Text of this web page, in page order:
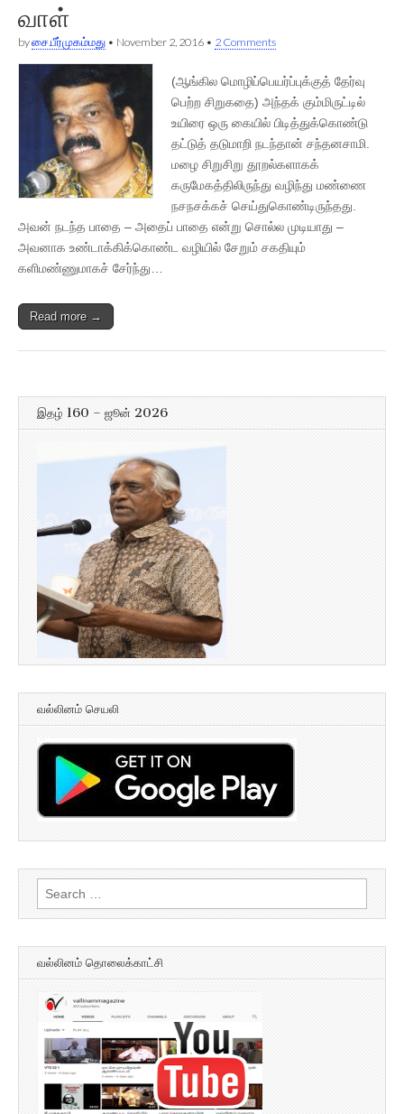
வாள்
byசை.பீர்முகம்மது • November 2, 2016 • 2 Comments
(ஆங்கில மொழிப்பெயர்ப்புக்குத் தேர்வு
பெற்ற சிறுகதை) அந்தக் கும்மிருட்டில்
உயிரை ஒரு கையில் பிடித்துக்கொண்டு
தட்டுத் தடுமாறி நடந்தான் சந்தனசாமி.
மழை சிறுசிறு தூறல்களாகக்
கருமேகத்திலிருந்து வழிந்து மண்ணை
நசநசக்கச் செய்துகொண்டிருந்தது.
அவன் நடந்த பாதை – அதைப் பாதை என்று சொல்ல முடியாது –
அவனாக உண்டாக்கிக்கொண்ட வழியில் சேறும் சகதியும்
களிமண்ணுமாகச் சேர்ந்து…
Read more →
இதழ் 160 – ஜூன் 2026
வல்லினம் செயலி
Search
for:
வல்லினம் தொலைக்காட்சி